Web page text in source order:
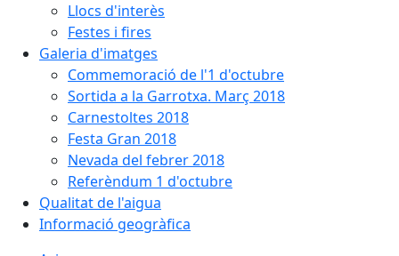
Llocs d'interès
Festes i fires
Galeria d'imatges
Commemoració de l'1 d'octubre
Sortida a la Garrotxa. Març 2018
Carnestoltes 2018
Festa Gran 2018
Nevada del febrer 2018
Referèndum 1 d'octubre
Qualitat de l'aigua
Informació geogràfica